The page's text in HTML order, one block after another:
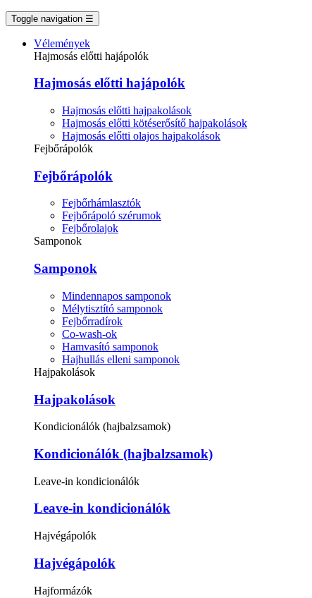
Toggle navigation ☰
Vélemények
Hajmosás előtti hajápolók
Hajmosás előtti hajápolók
Hajmosás előtti hajpakolások
Hajmosás előtti kötéserősítő hajpakolások
Hajmosás előtti olajos hajpakolások
Fejbőrápolók
Fejbőrápolók
Fejbőrhámlasztók
Fejbőrápoló szérumok
Fejbőrolajok
Samponok
Samponok
Mindennapos samponok
Mélytisztító samponok
Fejbőrradírok
Co-wash-ok
Hamvasító samponok
Hajhullás elleni samponok
Hajpakolások
Hajpakolások
Kondicionálók (hajbalzsamok)
Kondicionálók (hajbalzsamok)
Leave-in kondicionálók
Leave-in kondicionálók
Hajvégápolók
Hajvégápolók
Hajformázók